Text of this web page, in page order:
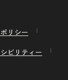
リシー
ビリティー